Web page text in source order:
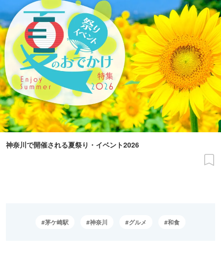
神奈川で開催される夏祭り・イベント2026
茅ケ崎駅 神奈川 グルメ 和食